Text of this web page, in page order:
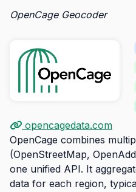
OpenCage Geocoder
opencagedata.com
OpenCage combines
(OpenStreetMap,
one unified API. It
data for each region,